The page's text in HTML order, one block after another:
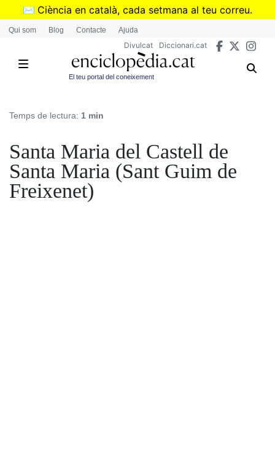
Vés
✉️ Ciència en català, cada setmana al teu correu.
➜Subscriu-te al butlletí de Divulcat
Qui som Blog Contacte Ajuda
Divulcat Diccionari.cat
El teu portal del coneixement
Temps de lectura: 1 min
Santa Maria del Castell de
Santa Maria (Sant Guim de
Freixenet)